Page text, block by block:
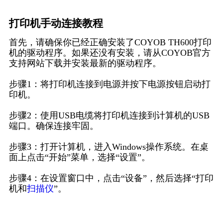
打印机手动连接教程
首先，请确保你已经正确安装了COYOB TH600打印
机的驱动程序。如果还没有安装，请从COYOB官方
支持网站下载并安装最新的驱动程序。
步骤1：将打印机连接到电源并按下电源按钮启动打
印机。
步骤2：使用USB电缆将打印机连接到计算机的USB
端口。确保连接牢固。
步骤3：打开计算机，进入Windows操作系统。在桌
面上点击“开始”菜单，选择“设置”。
步骤4：在设置窗口中，点击“设备”，然后选择“打印
机和扫描仪”。